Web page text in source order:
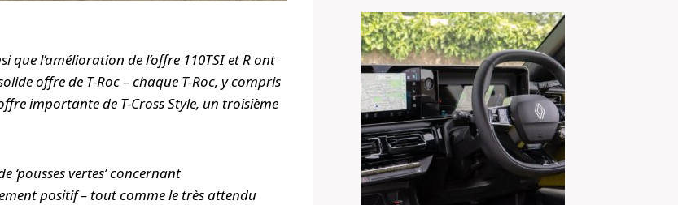
que l’amélioration de l’offre 110TSI et R ont
offre de T-Roc – chaque T-Roc, y compris
importante de T-Cross Style, un troisième
vertes’ concernant
positif – tout comme le très attendu